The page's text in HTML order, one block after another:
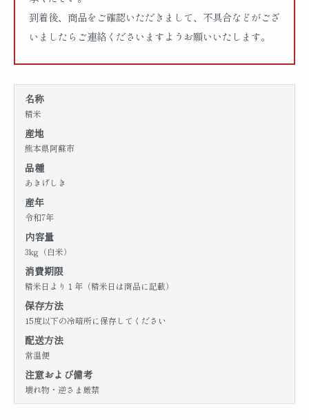
到着後、商品をご確認いただきまして、不具合などがござ
いましたらご連絡くださいますようお願いいたします。
名称
精米
産地
熊本県阿蘇市
品種
あきげしき
産年
令和7年
内容量
3kg（白米）
消費期限
精米日より１年（精米日は商品に記載）
保存方法
15度以下の冷暗所に保存してください
配送方法
常温便
注意および備考
壊れ物・逆さま厳禁